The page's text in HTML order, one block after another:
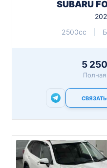
SUBARU
2500cc
5